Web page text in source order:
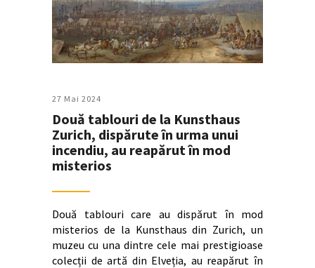
27 Mai 2024
Două tablouri de la Kunsthaus
Zurich, dispărute în urma unui
incendiu, au reapărut în mod
misterios
Două tablouri care au dispărut în mod
misterios de la Kunsthaus din Zurich, un
muzeu cu una dintre cele mai prestigioase
colecții de artă din Elveția, au reapărut în